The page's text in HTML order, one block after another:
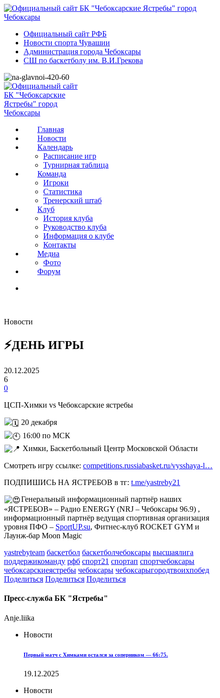
Официальный сайт РФБ
Новости спорта Чувашии
Администрация города Чебоксары
СШ по баскетболу им. В.И.Грекова
Главная
Новости
Календарь
Расписание игр
Турнирная таблица
Команда
Игроки
Статистика
Тренерский штаб
Клуб
История клуба
Руководство клуба
Информация о клубе
Контакты
Медиа
Фото
Форум
Новости
⚡️ДЕНЬ ИГРЫ
20.12.2025
6
0
ЦСП-Химки vs Чебоксарские ястребы
20 декабря
16:00 по МСК
Химки, Баскетбольный Центр Московской Области
Смотреть игру ссылке: competitions.russiabasket.ru/vysshaya-l…
ПОДПИШИСЬ НА ЯСТРЕБОВ в тг: t.me/yastreby21
Генеральный информационный партнёр наших
«ЯСТРЕБОВ» – Радио ENERGY (NRJ – Чебоксары 96.9) ,
информационный партнёр ведущая спортивная организация
уровня ПФО – SportUP.su, Фитнес-клуб ROCKET GYM и
Лаунж-бар Moon Magic
yastrebyteam баскетбол баскетболчебоксары высшаялига
поддержикоманду рфб спорт21 спортап спортчебоксары
чебоксарскиеястребы чебоксары чебоксарыгородтвоихпобед
Поделиться Поделиться Поделиться
Пресс-служба БК "Ястребы"
Anje.liika
Новости
Первый матч с Химками остался за соперником — 66:75.
19.12.2025
Новости